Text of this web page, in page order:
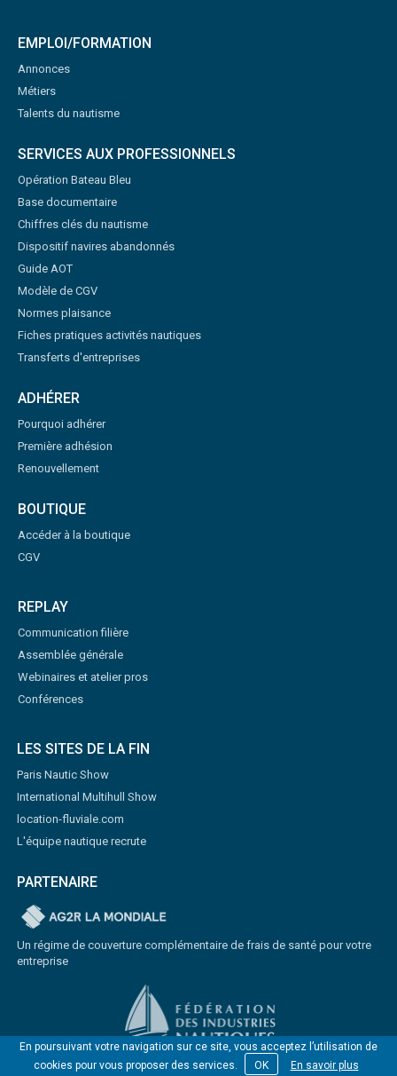
En poursuivant votre navigation sur ce site, vous acceptez l’utilisation de
cookies pour vous proposer des services.
OK En savoir plus
EMPLOI/FORMATION
Annonces
Métiers
Talents du nautisme
SERVICES AUX PROFESSIONNELS
Opération Bateau Bleu
Base documentaire
Chiffres clés du nautisme
Dispositif navires abandonnés
Guide AOT
Modèle de CGV
Normes plaisance
Fiches pratiques activités nautiques
Transferts d'entreprises
ADHÉRER
Pourquoi adhérer
Première adhésion
Renouvellement
BOUTIQUE
Accéder à la boutique
CGV
REPLAY
Communication filière
Assemblée générale
Webinaires et atelier pros
Conférences
LES SITES DE LA FIN
Paris Nautic Show
International Multihull Show
location-fluviale.com
L'équipe nautique recrute
PARTENAIRE
Un régime de couverture complémentaire de frais de santé pour votre
entreprise